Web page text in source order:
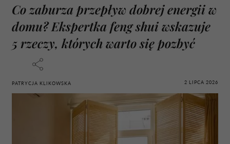
Co zaburza przepływ dobrej energii w
domu? Ekspertka feng shui wskazuje
5 rzeczy, których warto się pozbyć
PATRYCJA KLIKOWSKA 2 LIPCA 2026